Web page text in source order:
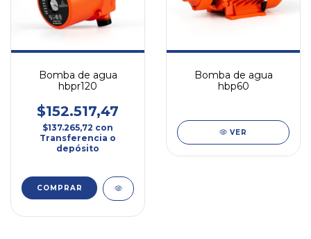
Bomba de agua
hbpr120
$152.517,47
$137.265,72 con
Transferencia o
depósito
Bomba de agua
hbp60
VER